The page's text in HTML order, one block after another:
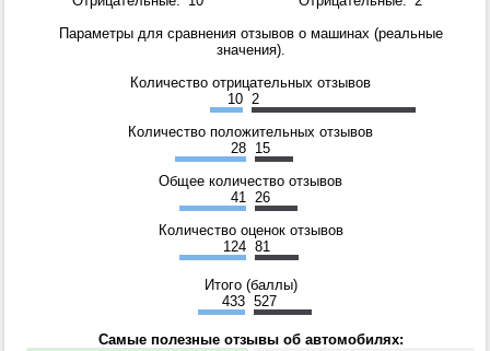
Параметры для сравнения отзывов о машинах (реальные
значения).
Количество отрицательных отзывов
10 2
Количество положительных отзывов
28 15
Общее количество отзывов
41
26
Количество оценок отзывов
124 81
Итого (баллы)
433 527
Самые полезные отзывы об автомобилях: